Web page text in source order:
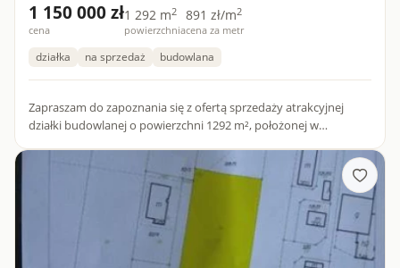
1 150 000 zł
cena
1 292 m2
powierzchnia
891 zł/m2
cena za metr
działka na sprzedaż budowlana
Zapraszam do zapoznania się z ofertą sprzedaży atrakcyjnej
działki budowlanej o powierzchni 1292 m², położonej w